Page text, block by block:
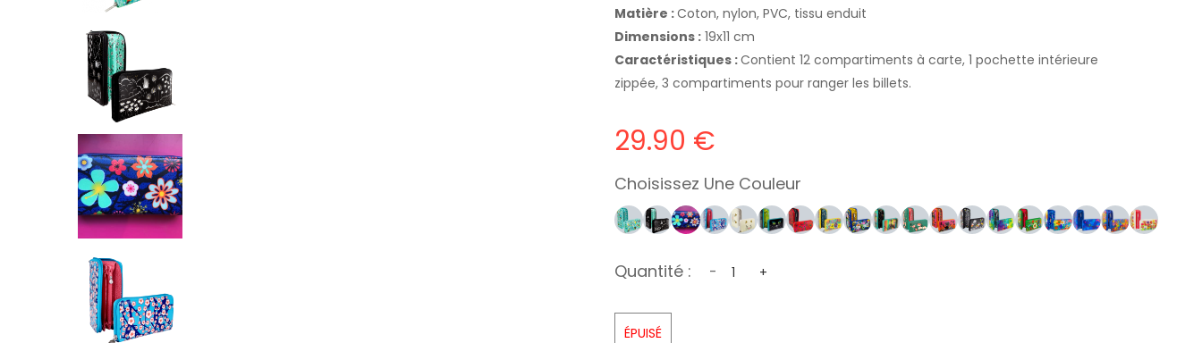
Matière :Coton, nylon, PVC, tissu enduit
Dimensions : 19x11 cm
Caractéristiques :Contient 12 compartiments à carte, 1 pochette intérieure
zippée, 3 compartiments pour ranger les billets.
29.90 €
Choisissez Une Couleur
Quantité : - +
ÉPUISÉ